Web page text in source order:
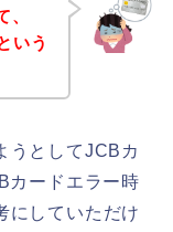
いう
うとしてJCBカ
カードエラー時
にしていただけ